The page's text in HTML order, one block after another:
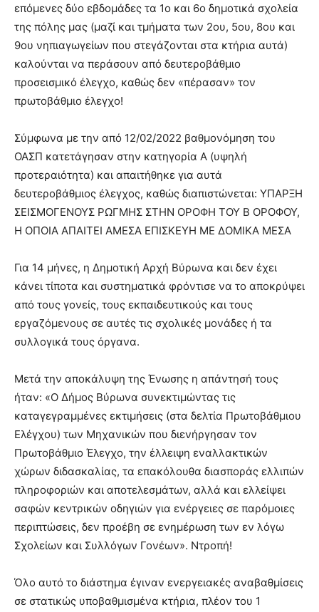
επόμενες δύο εβδομάδες τα 1ο και 6ο δημοτικά σχολεία
της πόλης μας (μαζί και τμήματα των 2ου, 5ου, 8ου και
9ου νηπιαγωγείων που στεγάζονται στα κτήρια αυτά)
καλούνται να περάσουν από δευτεροβάθμιο
προσεισμικό έλεγχο, καθώς δεν «πέρασαν» τον
πρωτοβάθμιο έλεγχο!
Σύμφωνα με την από 12/02/2022 βαθμονόμηση του
ΟΑΣΠ κατετάγησαν στην κατηγορία Α (υψηλή
προτεραιότητα) και απαιτήθηκε για αυτά
δευτεροβάθμιος έλεγχος, καθώς διαπιστώνεται: ΥΠΑΡΞΗ
ΣΕΙΣΜΟΓΕΝΟΥΣ ΡΩΓΜΗΣ ΣΤΗΝ ΟΡΟΦΗ ΤΟΥ Β ΟΡΟΦΟΥ,
Η ΟΠΟΙΑ ΑΠΑΙΤΕΙ ΑΜΕΣΑ ΕΠΙΣΚΕΥΗ ΜΕ ΔΟΜΙΚΑ ΜΕΣΑ
Για 14 μήνες, η Δημοτική Αρχή Βύρωνα και δεν έχει
κάνει τίποτα και συστηματικά φρόντισε να το αποκρύψει
από τους γονείς, τους εκπαιδευτικούς και τους
εργαζόμενους σε αυτές τις σχολικές μονάδες ή τα
συλλογικά τους όργανα.
Μετά την αποκάλυψη της Ένωσης η απάντησή τους
ήταν: «Ο Δήμος Βύρωνα συνεκτιμώντας τις
καταγεγραμμένες εκτιμήσεις (στα δελτία Πρωτοβάθμιου
Ελέγχου) των Μηχανικών που διενήργησαν τον
Πρωτοβάθμιο Έλεγχο, την έλλειψη εναλλακτικών
χώρων διδασκαλίας, τα επακόλουθα διασποράς ελλιπών
πληροφοριών και αποτελεσμάτων, αλλά και ελλείψει
σαφών κεντρικών οδηγιών για ενέργειες σε παρόμοιες
περιπτώσεις, δεν προέβη σε ενημέρωση των εν λόγω
Σχολείων και Συλλόγων Γονέων». Ντροπή!
Όλο αυτό το διάστημα έγιναν ενεργειακές αναβαθμίσεις
σε στατικώς υποβαθμισμένα κτήρια, πλέον του 1